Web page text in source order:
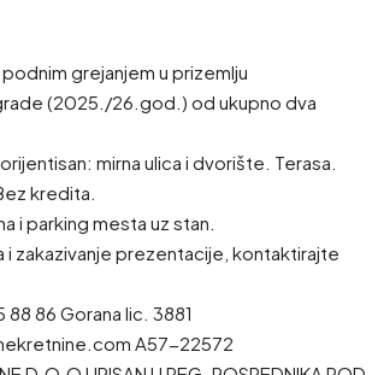
grejanjem u prizemlju
(2025./26.god.) od ukupno dva
mirna ulica i dvorište. Terasa.
kredita.
i parking mesta uz stan.
i zakazivanje prezentacije, kontaktirajte
86 Gorana lic. 3881
A57-22572